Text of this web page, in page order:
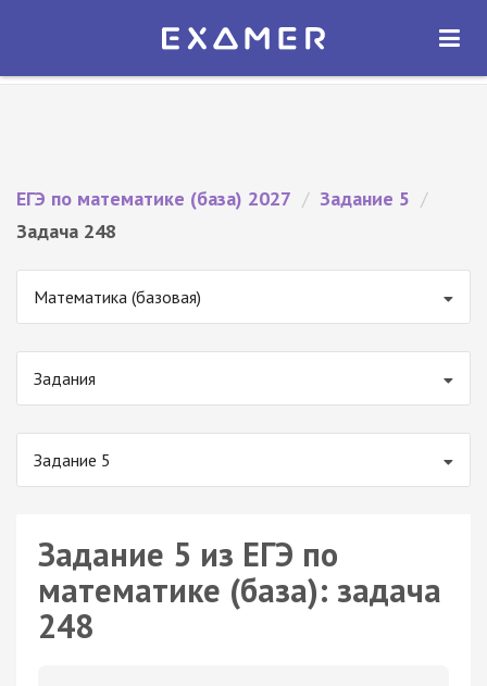
Экзамер — ЕГЭ 2027
ОТКРЫТЬ
ЕГЭ по математике (база) 2027 / Задание 5 /
Задача 248
Математика (базовая)
Задания
Задание 5
Задание 5 из ЕГЭ по
математике (база): задача
248